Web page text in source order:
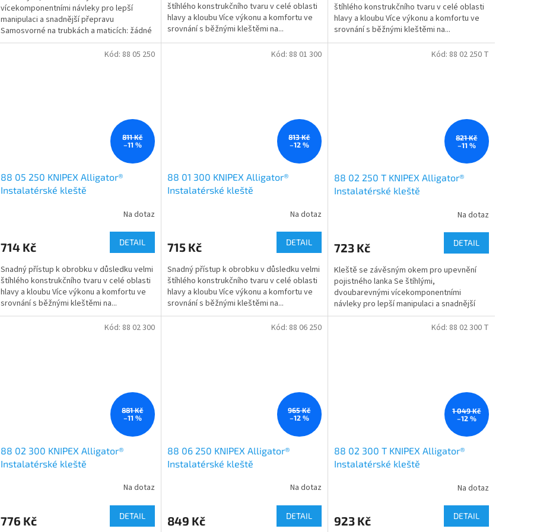
vícekomponentními návleky pro lepší
manipulaci a snadnější přepravu
Samosvorné na trubkách a maticích: žádné
sklouzávání na sevřené součásti, práce...
štíhlého konstrukčního tvaru v celé oblasti
hlavy a kloubu Více výkonu a komfortu ve
srovnání s běžnými kleštěmi na...
štíhlého konstrukčního tvaru v celé oblasti
hlavy a kloubu Více výkonu a komfortu ve
srovnání s běžnými kleštěmi na...
811 Kč
–11 %
88 05 250 KNIPEX Alligator®
Instalatérské kleště
Na dotaz
714 Kč DETAIL
Snadný přístup k obrobku v důsledku velmi
štíhlého konstrukčního tvaru v celé oblasti
hlavy a kloubu Více výkonu a komfortu ve
srovnání s běžnými kleštěmi na...
Kód: 88 05 250
813 Kč
–12 %
88 01 300 KNIPEX Alligator®
Instalatérské kleště
Na dotaz
715 Kč DETAIL
Snadný přístup k obrobku v důsledku velmi
štíhlého konstrukčního tvaru v celé oblasti
hlavy a kloubu Více výkonu a komfortu ve
srovnání s běžnými kleštěmi na...
Kód: 88 01 300
821 Kč
–11 %
88 02 250 T KNIPEX Alligator®
Instalatérské kleště
Na dotaz
723 Kč DETAIL
Kleště se závěsným okem pro upevnění
pojistného lanka Se štíhlými,
dvoubarevnými vícekomponentními
návleky pro lepší manipulaci a snadnější
přepravu Samosvorné na trubkách a...
Kód: 88 02 250 T
881 Kč
–11 %
88 02 300 KNIPEX Alligator®
Instalatérské kleště
Na dotaz
776 Kč DETAIL
Kód: 88 02 300
965 Kč
–12 %
88 06 250 KNIPEX Alligator®
Instalatérské kleště
Na dotaz
849 Kč DETAIL
Kód: 88 06 250
1 049 Kč
–12 %
88 02 300 T KNIPEX Alligator®
Instalatérské kleště
Na dotaz
923 Kč DETAIL
Kód: 88 02 300 T